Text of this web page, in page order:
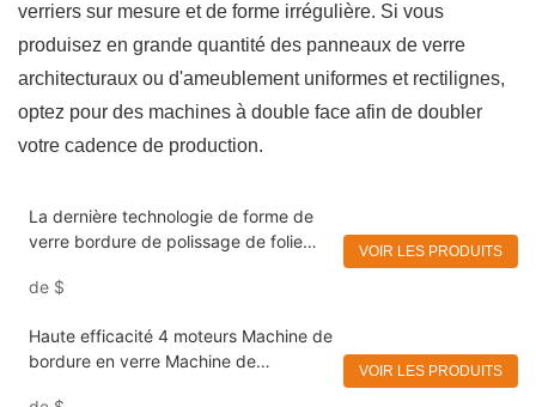
verriers sur mesure et de forme irrégulière. Si vous
produisez en grande quantité des panneaux de verre
architecturaux ou d'ameublement uniformes et rectilignes,
optez pour des machines à double face afin de doubler
votre cadence de production.
La dernière technologie de forme de
verre bordure de polissage de folie
de $
VOIR LES PRODUITS
Haute efficacité 4 moteurs Machine de
bordure en verre Machine de
VOIR LES PRODUITS